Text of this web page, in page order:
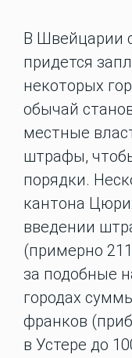
В Швейцарии
придется
некоторых
обычай
местные
штрафы,
порядки.
кантона
введении
(примерно
за подобные
городах
франков
в Устере до